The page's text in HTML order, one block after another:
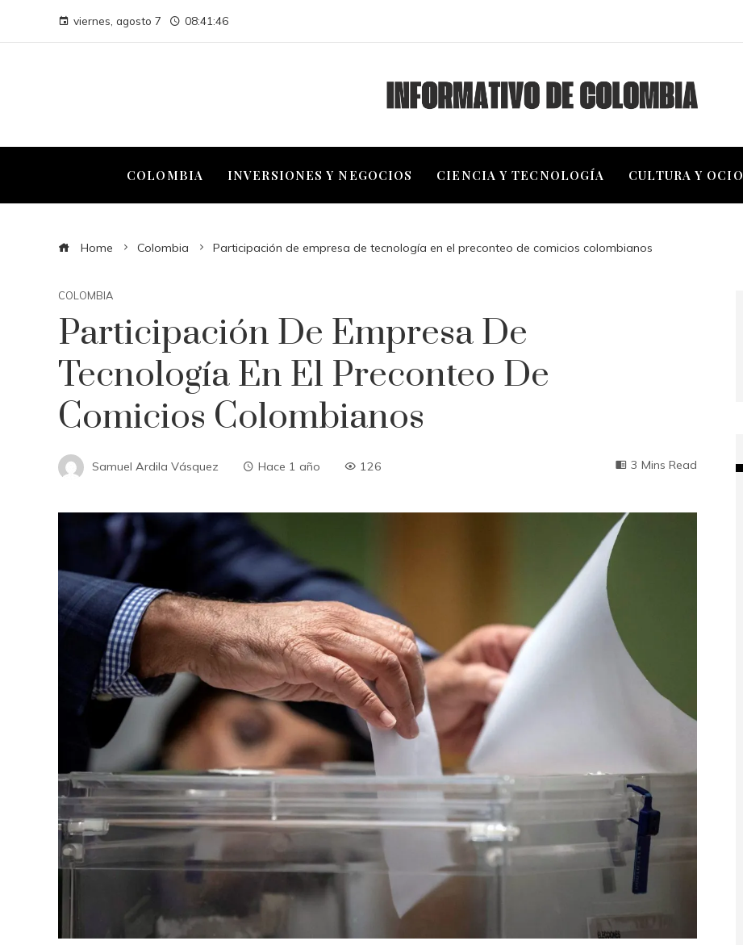
viernes, agosto 7 08:41:47
COLOMBIA INVERSIONES Y NEGOCIOS CIENCIA Y TECNOLOGÍA CULTURA Y OCIO
Home Colombia Participación de empresa de tecnología en el preconteo de comicios colombianos
COLOMBIA
Participación De Empresa De
Tecnología En El Preconteo De
Comicios Colombianos
Samuel Ardila Vásquez Hace 1 año 126 3 Mins Read